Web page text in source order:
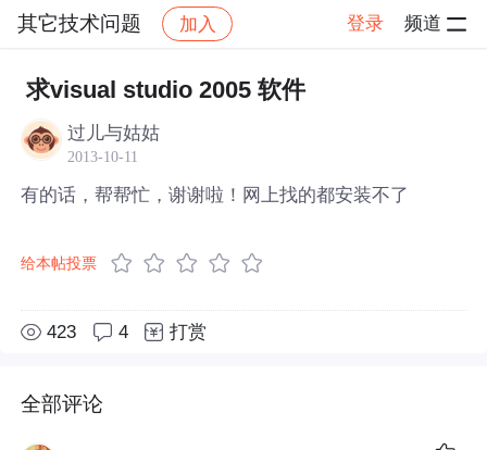
其它技术问题 加入 登录 频道
社区 其它技术问题 帖子详情
求visual studio 2005 软件
过儿与姑姑
2013-10-11
有的话，帮帮忙，谢谢啦！网上找的都安装不了
给本帖投票
423 4 打赏
全部评论